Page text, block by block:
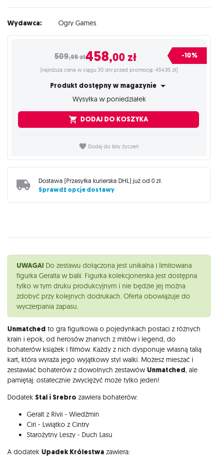
Wydawca: Ogry Games
509,95zł458,00 zł -10%
(najniższa cena w ciągu 30 dni przed promocją: 434,95 zł)
Produkt dostępny w magazynie
Wysyłka w poniedziałek
DODAJ DO KOSZYKA
Dodaj do listy życzeń
Dostawa (Przesyłka kurierska DHL ) już od 0 zł
Sprawdź opcje dostawy
Opis
UWAGA!Do zestawu dołączona jest unikalna i limitowana
figurka Geralta w balii. Figurka kolekcjonerska jest dostępna
tylko w tym druku produkcyjnym i nie będzie jej można
zdobyć przy kolejnych dodrukach. Oferta obowiązuje do
wyczerpania zapasu.
Unmatched to gra figurkowa o pojedynkach postaci z różnych
krain i epok, od herosów znanych z mitów i legend, do
bohaterów książek i filmów. Każdy z nich dysponuje własną talią
kart, która wyraża jego wyjątkowy styl walki. Możesz mieszać i
zestawiać bohaterów z dowolnych zestawów Unmatched, ale
pamiętaj: ostatecznie zwyciężyć może tylko jeden!
Dodatek Stal i Srebro zawiera bohaterów:
Geralt z Rivii - Wiedźmin
Ciri - Lwiątko z Cintry
Starożytny Leszy - Duch Lasu
A dodatek Upadek Królestwa zawiera: